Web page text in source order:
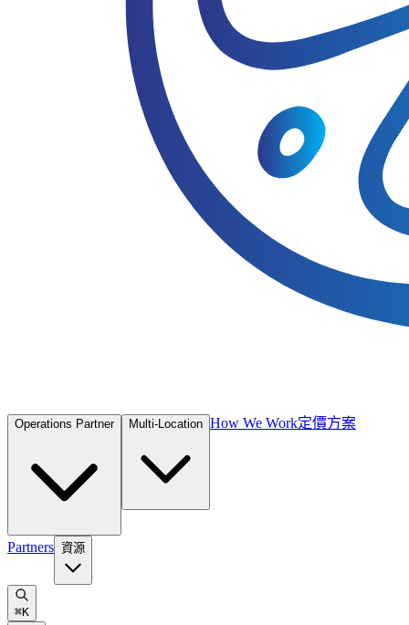
Operations Partner Multi-Location How We Work定價方案
Partners 資源
⌘K